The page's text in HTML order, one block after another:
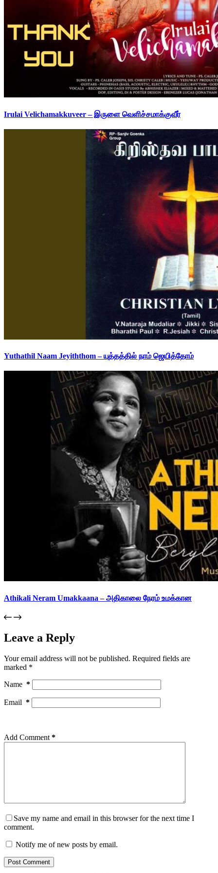
Irulai Velichamakkuveer – இருளை வெளிச்சமாக்குவீர்
Yuthathil Naam Jeyiththom – யுத்தத்தில் நாம் ஜெயித்தோம்
Athikali Neram Umakkaana – அதிகாலை நேரம் உமக்கான
Leave a Reply
Your email address will not be published. Required fields are
marked *
Name *
Email *
Add Comment *
Save my name and email in this browser for the next time I
comment.
Notify me of new posts by email.
Post Comment